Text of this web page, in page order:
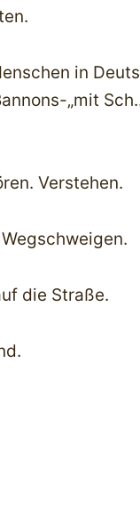
in
„mit
Verstehen.
die Straße.